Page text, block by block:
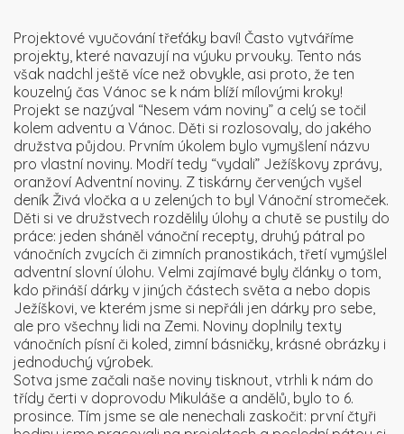
Projektové vyučování třeťáky baví! Často vytváříme
projekty, které navazují na výuku prvouky. Tento nás
však nadchl ještě více než obvykle, asi proto, že ten
kouzelný čas Vánoc se k nám blíží mílovými kroky!
Projekt se nazýval “Nesem vám noviny” a celý se točil
kolem adventu a Vánoc. Děti si rozlosovaly, do jakého
družstva půjdou. Prvním úkolem bylo vymyšlení názvu
pro vlastní noviny. Modří tedy “vydali” Ježíškovy zprávy,
oranžoví Adventní noviny. Z tiskárny červených vyšel
deník Živá vločka a u zelených to byl Vánoční stromeček.
Děti si ve družstvech rozdělily úlohy a chutě se pustily do
práce: jeden sháněl vánoční recepty, druhý pátral po
vánočních zvycích či zimních pranostikách, třetí vymýšlel
adventní slovní úlohu. Velmi zajímavé byly články o tom,
kdo přináší dárky v jiných částech světa a nebo dopis
Ježíškovi, ve kterém jsme si nepřáli jen dárky pro sebe,
ale pro všechny lidi na Zemi. Noviny doplnily texty
vánočních písní či koled, zimní básničky, krásné obrázky i
jednoduchý výrobek.
Sotva jsme začali naše noviny tisknout, vtrhli k nám do
třídy čerti v doprovodu Mikuláše a andělů, bylo to 6.
prosince. Tím jsme se ale nenechali zaskočit: první čtyři